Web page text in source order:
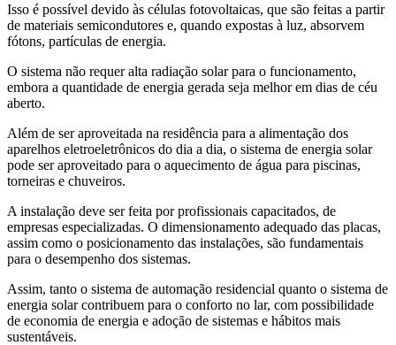
Isso é possível devido às células fotovoltaicas, que são feitas a partir
de materiais semicondutores e, quando expostas à luz, absorvem
fótons, partículas de energia.
O sistema não requer alta radiação solar para o funcionamento,
embora a quantidade de energia gerada seja melhor em dias de céu
aberto.
Além de ser aproveitada na residência para a alimentação dos
aparelhos eletroeletrônicos do dia a dia, o sistema de energia solar
pode ser aproveitado para o aquecimento de água para piscinas,
torneiras e chuveiros.
A instalação deve ser feita por profissionais capacitados, de
empresas especializadas. O dimensionamento adequado das placas,
assim como o posicionamento das instalações, são fundamentais
para o desempenho dos sistemas.
Assim, tanto o sistema de automação residencial quanto o sistema de
energia solar contribuem para o conforto no lar, com possibilidade
de economia de energia e adoção de sistemas e hábitos mais
sustentáveis.